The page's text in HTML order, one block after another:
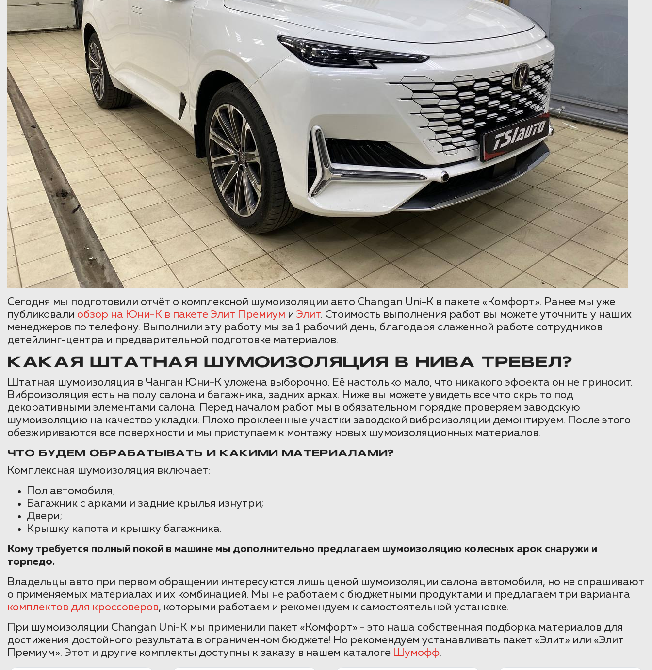
Сегодня мы подготовили отчёт о комплексной шумоизоляции авто Changan Uni-K в пакете «Комфорт». Ранее мы уже
публиковали обзор на Юни-К в пакете Элит Премиум и Элит. Стоимость выполнения работ вы можете уточнить у наших
менеджеров по телефону. Выполнили эту работу мы за 1 рабочий день, благодаря слаженной работе сотрудников
детейлинг-центра и предварительной подготовке материалов.
КАКАЯ ШТАТНАЯ ШУМОИЗОЛЯЦИЯ В НИВА ТРЕВЕЛ?
Штатная шумоизоляция в Чанган Юни-К уложена выборочно. Её настолько мало, что никакого эффекта он не приносит.
Виброизоляция есть на полу салона и багажника, задних арках. Ниже вы можете увидеть все что скрыто под
декоративными элементами салона. Перед началом работ мы в обязательном порядке проверяем заводскую
шумоизоляцию на качество укладки. Плохо проклеенные участки заводской виброизоляции демонтируем. После этого
обезжириваются все поверхности и мы приступаем к монтажу новых шумоизоляционных материалов.
ЧТО БУДЕМ ОБРАБАТЫВАТЬ И КАКИМИ МАТЕРИАЛАМИ?
Комплексная шумоизоляция включает:
Пол автомобиля;
Багажник с арками и задние крылья изнутри;
Двери;
Крышку капота и крышку багажника.
Кому требуется полный покой в машине мы дополнительно предлагаем шумоизоляцию колесных арок снаружи и
торпедо.
Владельцы авто при первом обращении интересуются лишь ценой шумоизоляции салона автомобиля, но не спрашивают
о применяемых материалах и их комбинацией. Мы не работаем с бюджетными продуктами и предлагаем три варианта
комплектов для кроссоверов, которыми работаем и рекомендуем к самостоятельной установке.
При шумоизоляции Changan Uni-K мы применили пакет «Комфорт» - это наша собственная подборка материалов для
достижения достойного результата в ограниченном бюджете! Но рекомендуем устанавливать пакет «Элит» или «Элит
Премиум». Этот и другие комплекты доступны к заказу в нашем каталоге Шумофф.